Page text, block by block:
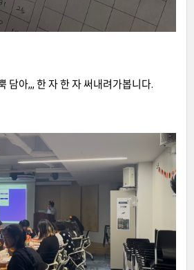
담아,,, 한 자 한 자 써내려가봅니다.